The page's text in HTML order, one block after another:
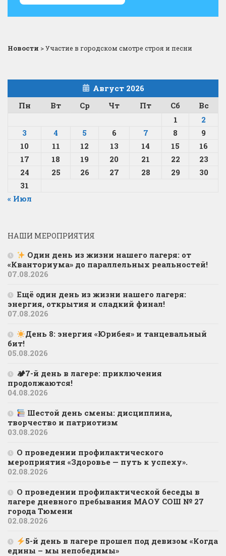
Новости >Участие в городском смотре строя и песни
Август 2026
Пн
Вт Ср Чт Пт Сб
Вс
1
2
3
4 5 6 7 8
9
10
11 12 13 14 15
16
17
18 19 20 21 22
23
24
25 26 27 28 29
30
31
« Июл
НАШИ МЕРОПРИЯТИЯ
Один день из жизни нашего лагеря: от
«Кванториума» до параллельных реальностей!
07.08.2026
Ещё один день из жизни нашего лагеря:
энергия, открытия и сладкий финал!
07.08.2026
День 8: энергия «Юрибея» и танцевальный
бит!
05.08.2026
🏕7-й день в лагере: приключения
продолжаются!
04.08.2026
Шестой день смены: дисциплина,
творчество и патриотизм
03.08.2026
О проведении профилактического
мероприятия «Здоровье — путь к успеху».
02.08.2026
О проведении профилактической беседы в
лагере дневного пребывания МАОУ СОШ № 27
города Тюмени
02.08.2026
5-й день в лагере прошел под девизом «Когда
едины – мы непобедимы»